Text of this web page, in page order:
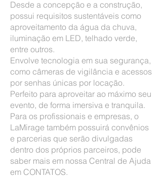
Desde a concepção e a construção,
possui requisitos sustentáveis como
aproveitamento da água da chuva,
iluminação em LED, telhado verde,
entre outros.
Envolve tecnologia em sua segurança,
como câmeras de vigilância e acessos
por senhas únicas por locação.
Perfeito para aproveitar ao máximo seu
evento, de forma imersiva e tranquila.
Para os profissionais e empresas, o
LaMirage também possuirá convênios
e parcerias que serão divulgadas
dentro dos próprios parceiros, pode
saber mais em nossa Central de Ajuda
em CONTATOS.